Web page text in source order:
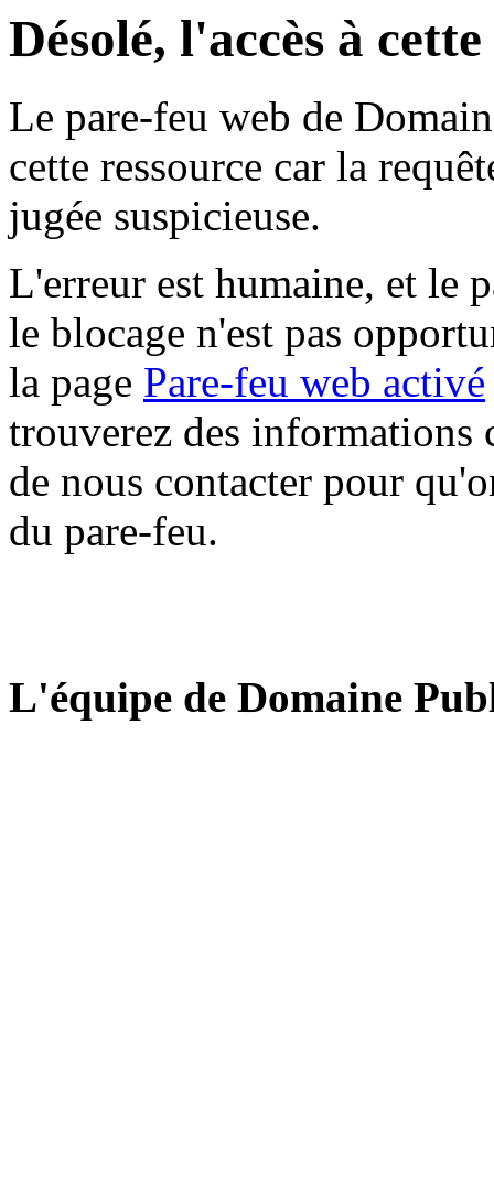
Désolé, l'accès à
Le pare-feu web de
cette ressource car la
jugée suspicieuse.
L'erreur est humaine, et le
le blocage n'est pas
la page Pare-feu web activé
trouverez des informations
de nous contacter pour
du pare-feu.
L'équipe de Domaine